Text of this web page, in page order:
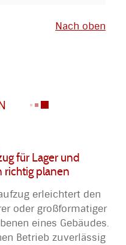
Nach oben
für Lager und
richtig planen
erleichtert den
oder großformatiger
eines Gebäudes.
Betrieb zuverlässig